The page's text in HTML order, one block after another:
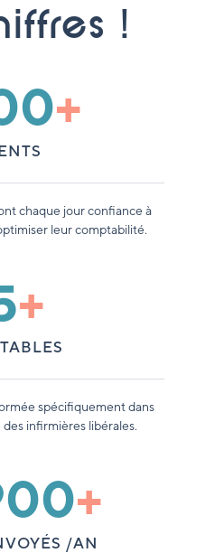
!
+
chaque jour confiance à
leur comptabilité.
+
spécifiquement dans
infirmières libérales.
/AN
+